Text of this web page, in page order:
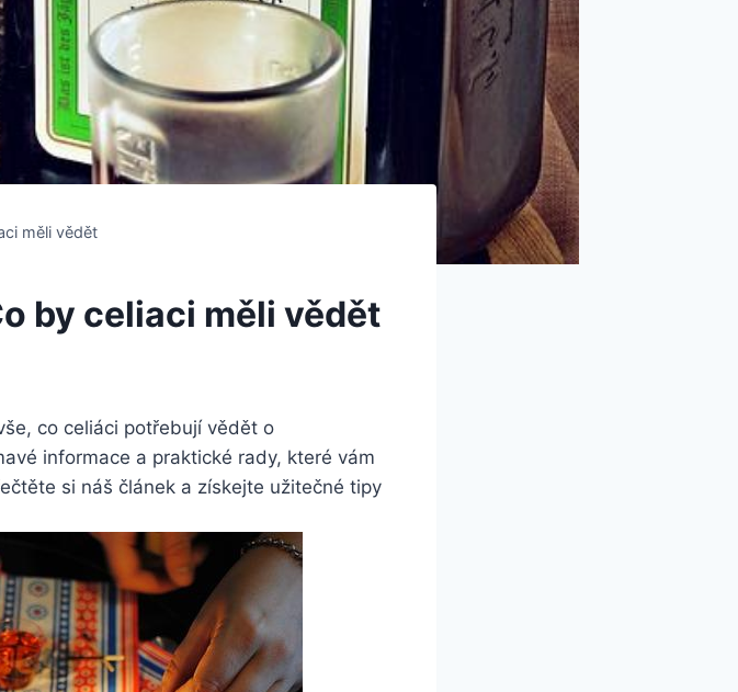
měli vědět
by celiaci měli vědět
co celiáci potřebují vědět o
informace a praktické rady, které vám
si náš článek a získejte užitečné tipy